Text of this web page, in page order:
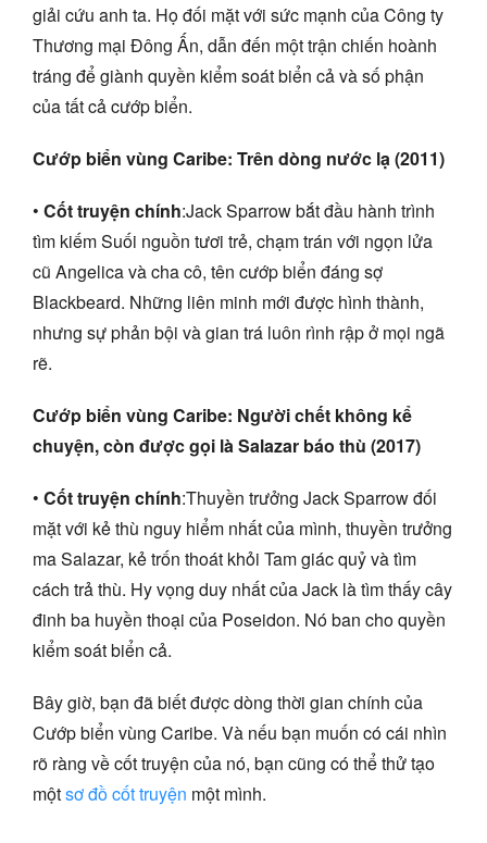
giải cứu anh ta. Họ đối mặt với sức mạnh của Công ty
Thương mại Đông Ấn, dẫn đến một trận chiến hoành
tráng để giành quyền kiểm soát biển cả và số phận
của tất cả cướp biển.
Cướp biển vùng Caribe: Trên dòng nước lạ (2011)
• Cốt truyện chính:Jack Sparrow bắt đầu hành trình
tìm kiếm Suối nguồn tươi trẻ, chạm trán với ngọn lửa
cũ Angelica và cha cô, tên cướp biển đáng sợ
Blackbeard. Những liên minh mới được hình thành,
nhưng sự phản bội và gian trá luôn rình rập ở mọi ngã
rẽ.
Cướp biển vùng Caribe: Người chết không kể
chuyện, còn được gọi là Salazar báo thù (2017)
• Cốt truyện chính:Thuyền trưởng Jack Sparrow đối
mặt với kẻ thù nguy hiểm nhất của mình, thuyền trưởng
ma Salazar, kẻ trốn thoát khỏi Tam giác quỷ và tìm
cách trả thù. Hy vọng duy nhất của Jack là tìm thấy cây
đinh ba huyền thoại của Poseidon. Nó ban cho quyền
kiểm soát biển cả.
Bây giờ, bạn đã biết được dòng thời gian chính của
Cướp biển vùng Caribe. Và nếu bạn muốn có cái nhìn
rõ ràng về cốt truyện của nó, bạn cũng có thể thử tạo
mộtsơ đồ cốt truyện một mình.